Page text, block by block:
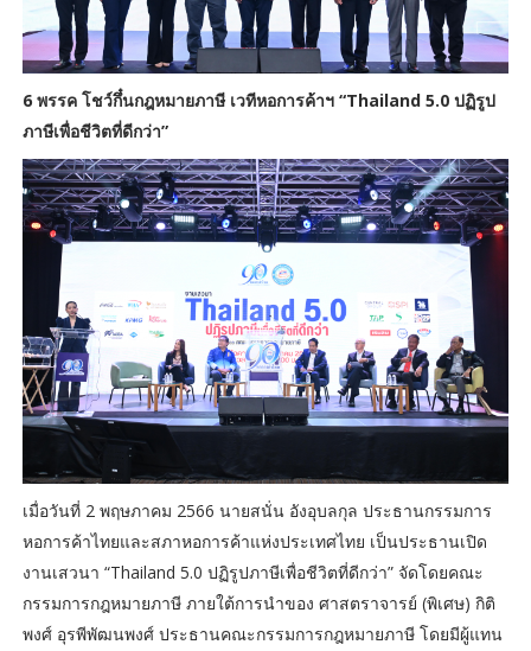
6 พรรค โชว์กึ๋นกฎหมายภาษี เวทีหอการค้าฯ “Thailand 5.0 ปฏิรูป
ภาษีเพื่อชีวิตที่ดีกว่า”
เมื่อวันที่ 2 พฤษภาคม 2566 นายสนั่น อังอุบลกุล ประธานกรรมการ
หอการค้าไทยและสภาหอการค้าแห่งประเทศไทย เป็นประธานเปิด
งานเสวนา “Thailand 5.0 ปฏิรูปภาษีเพื่อชีวิตที่ดีกว่า” จัดโดยคณะ
กรรมการกฎหมายภาษี ภายใต้การนำของ ศาสตราจารย์ (พิเศษ) กิติ
พงศ์ อุรพีพัฒนพงศ์ ประธานคณะกรรมการกฎหมายภาษี โดยมีผู้แทน